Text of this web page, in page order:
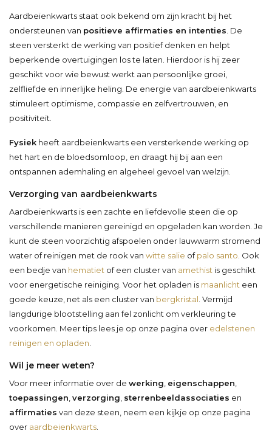
Aardbeienkwarts staat ook bekend om zijn kracht bij het
ondersteunen van positieve affirmaties en intenties . De
steen versterkt de werking van positief denken en helpt
beperkende overtuigingen los te laten. Hierdoor is hij zeer
geschikt voor wie bewust werkt aan persoonlijke groei,
zelfliefde en innerlijke heling. De energie van aardbeienkwarts
stimuleert optimisme, compassie en zelfvertrouwen, en
positiviteit.
Fysiek heeft aardbeienkwarts een versterkende werking op
het hart en de bloedsomloop, en draagt hij bij aan een
ontspannen ademhaling en algeheel gevoel van welzijn.
Verzorging van aardbeienkwarts
Aardbeienkwarts is een zachte en liefdevolle steen die op
verschillende manieren gereinigd en opgeladen kan worden. Je
kunt de steen voorzichtig afspoelen onder lauwwarm stromend
water of reinigen met de rook van witte salie ofpalo santo . Ook
een bedje van hematiet of een cluster van amethist is geschikt
voor energetische reiniging. Voor het opladen is maanlicht een
goede keuze, net als een cluster van bergkristal . Vermijd
langdurige blootstelling aan fel zonlicht om verkleuring te
voorkomen. Meer tips lees je op onze pagina over edelstenen
reinigen en opladen
Wil je meer weten?
Voor meer informatie over de werking eigenschappen
toepassingen verzorging sterrenbeeldassociaties en
affirmaties van deze steen, neem een kijkje op onze pagina
over aardbeienkwarts